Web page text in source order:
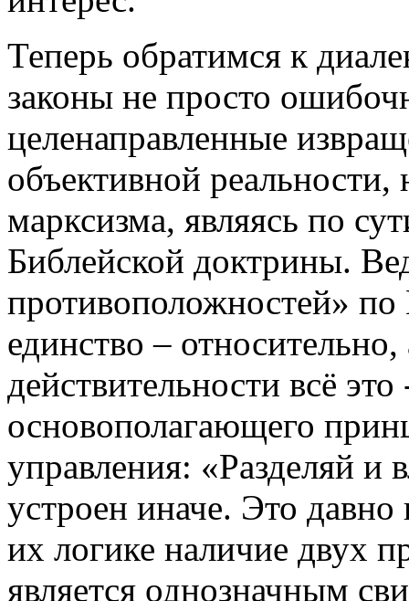
Теперь обратимся к
законы не просто
целенаправленные
объективной
марксизма, являясь по
Библейской доктрины.
противоположностей» по
единство –
действительности всё
основополагающего
управления: «Разделяй и
устроен иначе. Это
их логике наличие двух
является однозначным